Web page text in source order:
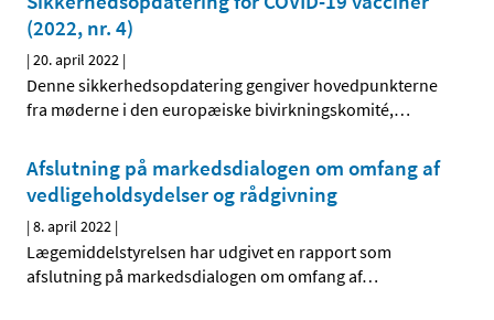
(2022, nr. 4)
|20. april 2022 |
Denne sikkerhedsopdatering gengiver hovedpunkterne
fra møderne i den europæiske bivirkningskomité,…
Afslutning på markedsdialogen om omfang af
vedligeholdsydelser og rådgivning
|8. april 2022 |
Lægemiddelstyrelsen har udgivet en rapport som
afslutning på markedsdialogen om omfang af…